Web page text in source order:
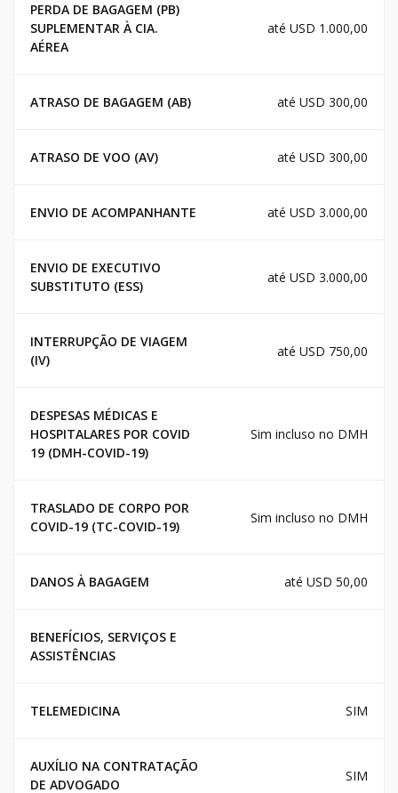
PERDA DE BAGAGEM (PB)
SUPLEMENTAR À CIA.
AÉREA
até USD 1.000,00
ATRASO DE BAGAGEM (AB) até USD 300,00
ATRASO DE VOO (AV) até USD 300,00
ENVIO DE ACOMPANHANTE até USD 3.000,00
ENVIO DE EXECUTIVO
SUBSTITUTO (ESS)
até USD 3.000,00
INTERRUPÇÃO DE VIAGEM
(IV)
até USD 750,00
DESPESAS MÉDICAS E
HOSPITALARES POR COVID
19 (DMH-COVID-19)
Sim incluso no DMH
TRASLADO DE CORPO POR
COVID-19 (TC-COVID-19)
Sim incluso no DMH
DANOS À BAGAGEM até USD 50,00
BENEFÍCIOS, SERVIÇOS E
ASSISTÊNCIAS
TELEMEDICINA SIM
AUXÍLIO NA CONTRATAÇÃO
DE ADVOGADO
SIM